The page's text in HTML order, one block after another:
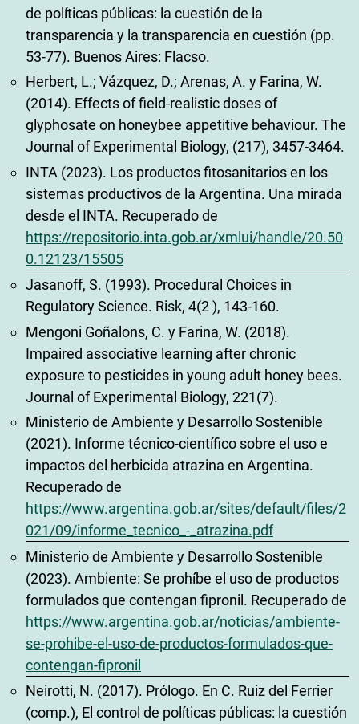
de políticas públicas: la cuestión de la
transparencia y la transparencia en cuestión (pp.
53-77). Buenos Aires: Flacso.
Herbert, L.; Vázquez, D.; Arenas, A. y Farina, W.
(2014). Effects of field-realistic doses of
glyphosate on honeybee appetitive behaviour. The
Journal of Experimental Biology, (217), 3457-3464.
INTA (2023). Los productos fitosanitarios en los
sistemas productivos de la Argentina. Una mirada
desde el INTA. Recuperado de
https://repositorio.inta.gob.ar/xmlui/handle/20.50
0.12123/15505
Jasanoff, S. (1993). Procedural Choices in
Regulatory Science. Risk, 4(2 ), 143-160.
Mengoni Goñalons, C. y Farina, W. (2018).
Impaired associative learning after chronic
exposure to pesticides in young adult honey bees.
Journal of Experimental Biology, 221(7).
Ministerio de Ambiente y Desarrollo Sostenible
(2021). Informe técnico-científico sobre el uso e
impactos del herbicida atrazina en Argentina.
Recuperado de
https://www.argentina.gob.ar/sites/default/files/2
021/09/informe_tecnico_-_atrazina.pdf
Ministerio de Ambiente y Desarrollo Sostenible
(2023). Ambiente: Se prohíbe el uso de productos
formulados que contengan fipronil. Recuperado de
https://www.argentina.gob.ar/noticias/ambiente-
se-prohibe-el-uso-de-productos-formulados-que-
contengan-fipronil
Neirotti, N. (2017). Prólogo. En C. Ruiz del Ferrier
(comp.), El control de políticas públicas: la cuestión